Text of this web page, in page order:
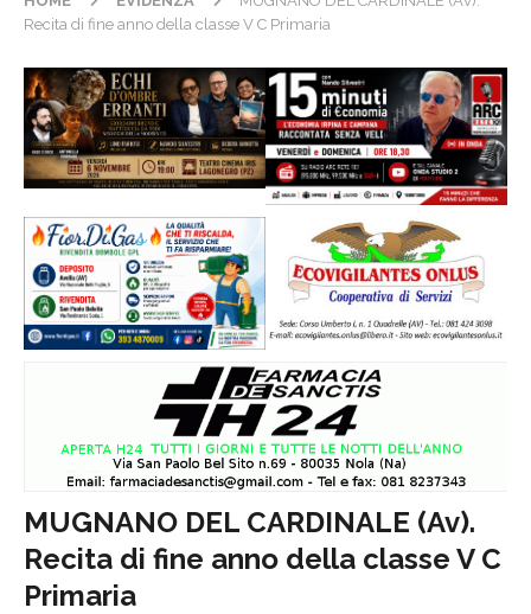
Recita di fine anno della classe V C Primaria
MUGNANO DEL CARDINALE (Av).
Recita di fine anno della classe V C
Primaria